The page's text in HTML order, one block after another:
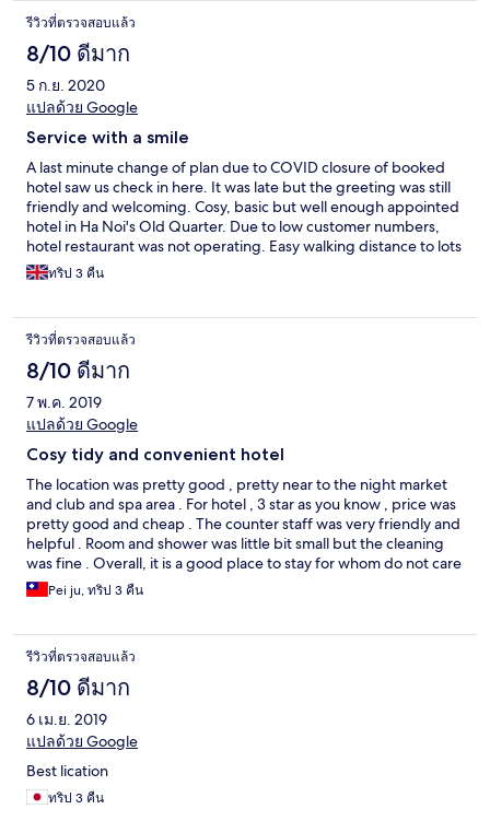
รีวิวที่ตรวจสอบแล้ว
8/10 ดีมาก
5 ก.ย. 2020
แปลด้วย Google
Service with a smile
A last minute change of plan due to COVID closure of booked
hotel saw us check in here. It was late but the greeting was still
friendly and welcoming. Cosy, basic but well enough appointed
hotel in Ha Noi's Old Quarter. Due to low customer numbers,
hotel restaurant was not operating. Easy walking distance to lots
around ... shops, restaurants, cafes
ทริป 3 คืน
รีวิวที่ตรวจสอบแล้ว
8/10 ดีมาก
7 พ.ค. 2019
แปลด้วย Google
Cosy tidy and convenient hotel
The location was pretty good , pretty near to the night market
and club and spa area . For hotel , 3 star as you know , price was
pretty good and cheap . The counter staff was very friendly and
helpful . Room and shower was little bit small but the cleaning
was fine . Overall, it is a good place to stay for whom do not care
too luxury facilities and breakfast.if you have limited budget
,and just want a small rest place , I would be recommended.
expensive ($16 one way ) ,so that was a good experience to stay
here . The breakfast was not on time . And the refrigerator in
room can’t use .
Pei ju, ทริป 3 คืน
รีวิวที่ตรวจสอบแล้ว
8/10 ดีมาก
6 เม.ย. 2019
แปลด้วย Google
Best lication
ทริป 3 คืน